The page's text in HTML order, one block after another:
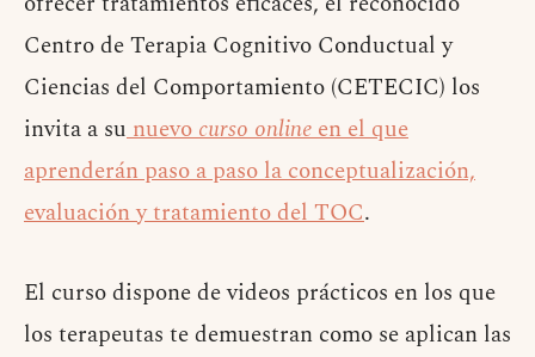
Centro de Terapia Cognitivo Conductual y
Ciencias del Comportamiento (CETECIC) los
invita a sunuevocurso onlineen el que
aprenderán paso a paso la conceptualización,
evaluación y tratamiento del TOC.
El curso dispone de videos prácticos en los que
los terapeutas te demuestran como se aplican las